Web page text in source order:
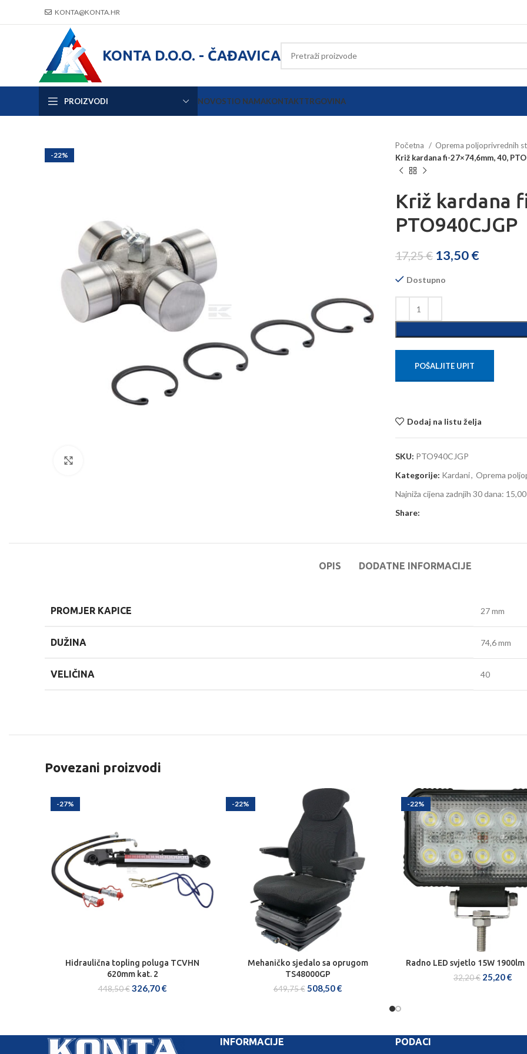
KONTA@KONTA.HR
KONTA D.O.O. - ČAĐAVICA
PROIZVODI NOVOSTIO NAMAKONTAKTTRGOVINA
-22%
Početna
Oprema poljoprivrednih
Križ kardana fi-27×74,6mm, 40,
Križ kardana
PTO940CJGP
17,25€ 13,50€
Dostupno
POŠALJITE UPIT
Dodaj na listu želja
SKU: PTO940CJGP
Kategorije: Kardani, Oprema
Najniža cijena zadnjih 30 dana:
Share:
OPIS DODATNE INFORMACIJE
PROMJER KAPICE 27 mm
DUŽINA 74,6 mm
VELIČINA 40
Povezani proizvodi
-27%
DODAJ U KOŠARICU
Hidraulična topling poluga TCVHN
620mm kat. 2
448,50€ 326,70€
-22%
DODAJ U KOŠARICU
Mehaničko sjedalo sa oprugom
TS48000GP
649,75€ 508,50€
-22%
DODAJ U KOŠARICU
Radno LED svjetlo 15W 1900lm
32,20€ 25,20€
INFORMACIJE PODACI